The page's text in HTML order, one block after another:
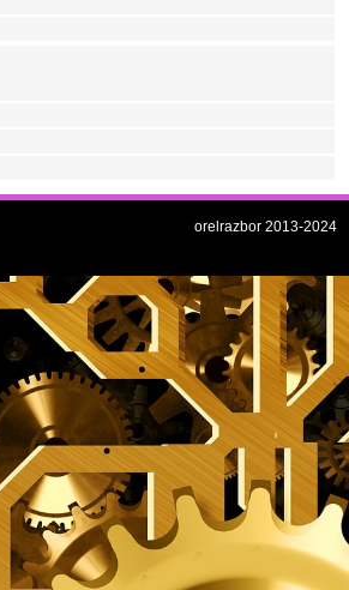
orelrazbor 2013-2024